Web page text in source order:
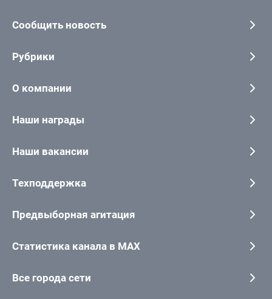
Сообщить новость
Рубрики
О компании
Наши награды
Наши вакансии
Техподдержка
Предвыборная агитация
Статистика канала в MAX
Все города сети